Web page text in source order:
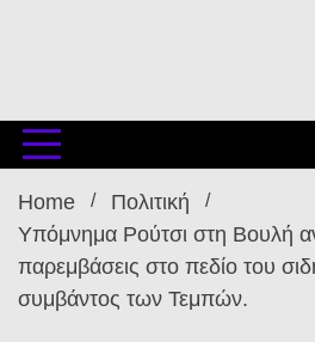
Home
Πολιτική
Υπόμνημα Ρούτσι στη Βουλή
παρεμβάσεις στο πεδίο του
συμβάντος των Τεμπών.